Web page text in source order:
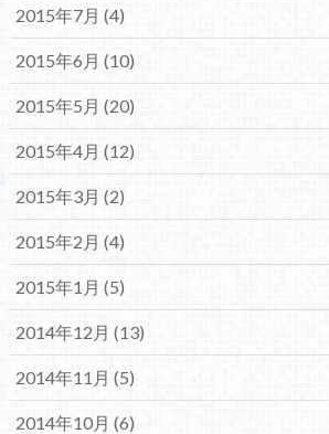
2015年7月 (4)
2015年6月 (10)
2015年5月 (20)
2015年4月 (12)
2015年3月 (2)
2015年2月 (4)
2015年1月 (5)
2014年12月 (13)
2014年11月 (5)
2014年10月 (6)